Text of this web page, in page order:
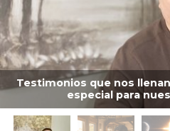
Testimonios que nos
especial para